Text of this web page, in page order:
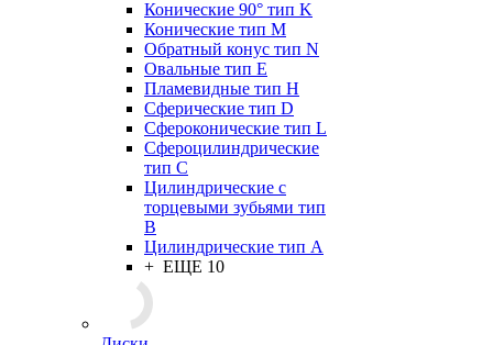
Конические 90° тип K
Конические тип M
Обратный конус тип N
Овальные тип E
Пламевидные тип H
Сферические тип D
Сфероконические тип L
Сфероцилиндрические
тип C
Цилиндрические с
торцевыми зубьями тип
B
Цилиндрические тип А
+ ЕЩЕ 10